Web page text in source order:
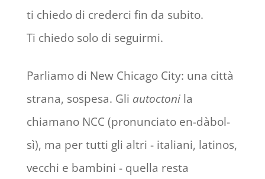
ti chiedo di crederci fin da subito.
Ti chiedo solo di seguirmi.
Parliamo di New Chicago City: una città
strana, sospesa. Gli autoctonila
chiamano NCC (pronunciato en-dàbol-
sì), ma per tutti gli altri - italiani, latinos,
vecchi e bambini - quella resta